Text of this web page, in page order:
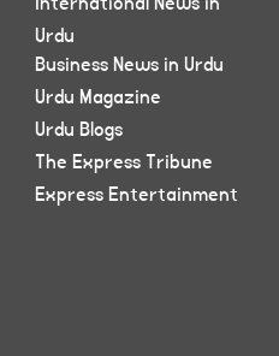
Urdu
Business News in Urdu
Urdu Magazine
Urdu Blogs
The Express Tribune
Express Entertainment